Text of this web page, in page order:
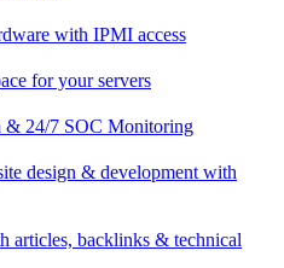
with IPMI access
for your servers
& 24/7 SOC Monitoring
design & development with
articles, backlinks & technical